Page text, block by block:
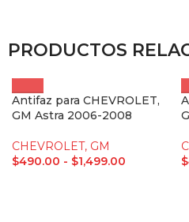
PRODUCTOS
Antifaz para CHEVROLET,
GM Astra 2006-2008
CHEVROLET, GM
$490.00 - $1,499.00
$